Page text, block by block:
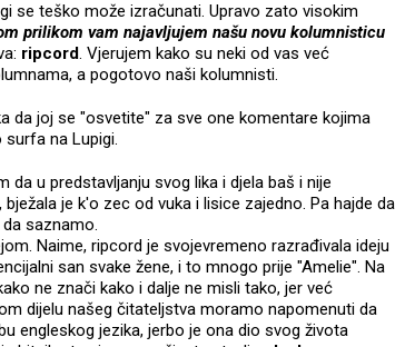
se teško može izračunati. Upravo zato visokim
prilikom vam najavljujem našu novu kolumnisticu
ripcord. Vjerujem kako su neki od vas već
a pogotovo naši kolumnisti.
da joj se "osvetite" za sve one komentare kojima
surfa na Lupigi.
u predstavljanju svog lika i djela baš i nije
je k'o zec od vuka i lisice zajedno. Pa hajde da
saznamo.
Naime, ripcord je svojevremeno razrađivala ideju
san svake žene, i to mnogo prije "Amelie". Na
ne znači kako i dalje ne misli tako, jer već
dijelu našeg čitateljstva moramo napomenuti da
engleskog jezika, jerbo je ona dio svog života